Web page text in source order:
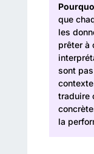
que
les
prêter à
sont
traduire
la